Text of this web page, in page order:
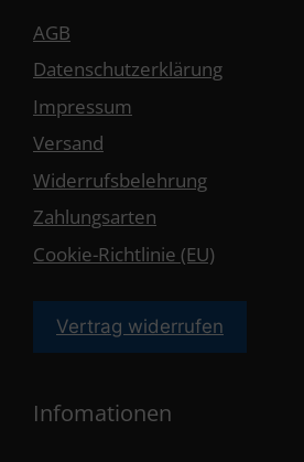
AGB
Datenschutzerklärung
Impressum
Versand
Widerrufsbelehrung
Zahlungsarten
Cookie-Richtlinie (EU)
Vertrag widerrufen
Infomationen